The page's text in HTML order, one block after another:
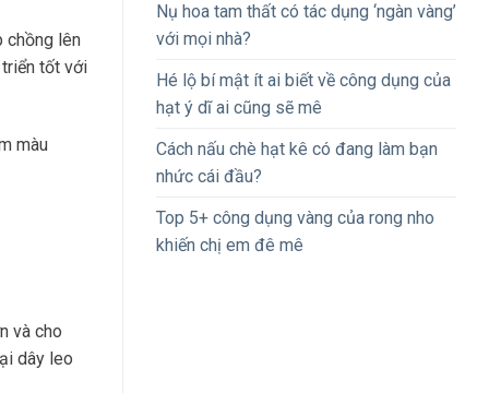
chồng lên
tốt với
màu
và cho
dây leo
Nụ hoa tam thất có tác dụng ‘ngàn vàng’
với mọi nhà?
Hé lộ bí mật ít ai biết về công dụng của
hạt ý dĩ ai cũng sẽ mê
Cách nấu chè hạt kê có đang làm bạn
nhức cái đầu?
Top 5+ công dụng vàng của rong nho
khiến chị em đê mê